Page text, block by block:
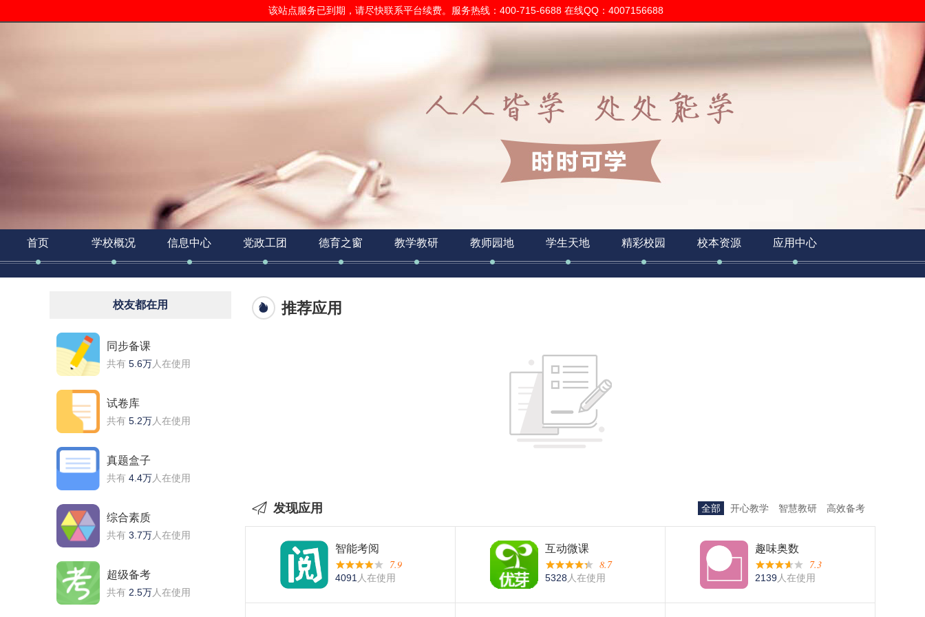
该站点服务已到期，请尽快联系平台续费。服务热线：400-715-6688 在线QQ：4007156688
首页 学校概况 信息中心 党政工团 德育之窗 教学教研 教师园地 学生天地 精彩校园 校本资源 应用中心
校友都在用
同步备课
共有 5.6万人在使用
试卷库
共有 5.2万人在使用
真题盒子
共有 4.4万人在使用
综合素质
共有 3.7万人在使用
超级备考
共有 2.5万人在使用
推荐应用
发现应用 全部 开心教学 智慧教研 高效备考
智能考阅
7.9
4091 人在使用
互动微课
8.7
5328 人在使用
趣味奥数
7.3
2139人在使用